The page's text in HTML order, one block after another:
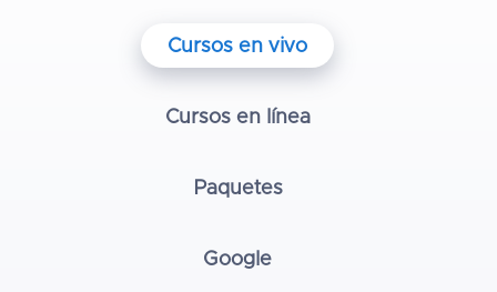
Cursos en vivo
Cursos en línea
Paquetes
Google